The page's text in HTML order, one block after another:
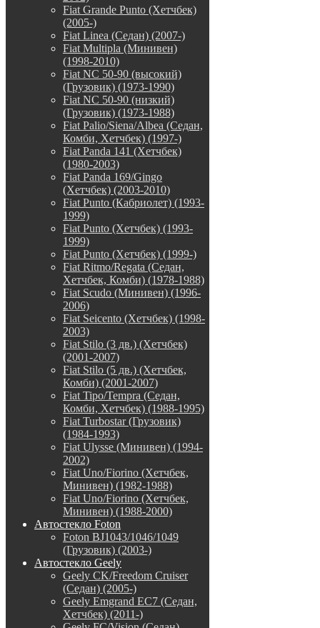
Fiat Grande Punto (Хетчбек)
(2005-)
Fiat Linea (Седан) (2007-)
Fiat Multipla (Минивен)
(1998-2010)
Fiat NC 50-90 (высокий)
(Грузовик) (1973-1990)
Fiat NC 50-90 (низкий)
(Грузовик) (1973-1988)
Fiat Palio/Siena/Albea (Седан,
Комби, Хетчбек) (1997-)
Fiat Panda 141 (Хетчбек)
(1980-2003)
Fiat Panda 169/Gingo
(Хетчбек) (2003-2010)
Fiat Punto (Кабриолет) (1993-
1999)
Fiat Punto (Хетчбек) (1993-
1999)
Fiat Punto (Хетчбек) (1999-)
Fiat Ritmo/Regata (Седан,
Хетчбек, Комби) (1978-1988)
Fiat Scudo (Минивен) (1996-
2006)
Fiat Seicento (Хетчбек) (1998-
2003)
Fiat Stilo (3 дв.) (Хетчбек)
(2001-2007)
Fiat Stilo (5 дв.) (Хетчбек,
Комби) (2001-2007)
Fiat Tipo/Tempra (Седан,
Комби, Хетчбек) (1988-1995)
Fiat Turbostar (Грузовик)
(1984-1993)
Fiat Ulysse (Минивен) (1994-
2002)
Fiat Uno/Fiorino (Хетчбек,
Минивен) (1982-1988)
Fiat Uno/Fiorino (Хетчбек,
Минивен) (1988-2000)
Автостекло Foton
Foton BJ1043/1046/1049
(Грузовик) (2003-)
Автостекло Geely
Geely CK/Freedom Cruiser
(Седан) (2005-)
Geely Emgrand EC7 (Седан,
Хетчбек) (2011-)